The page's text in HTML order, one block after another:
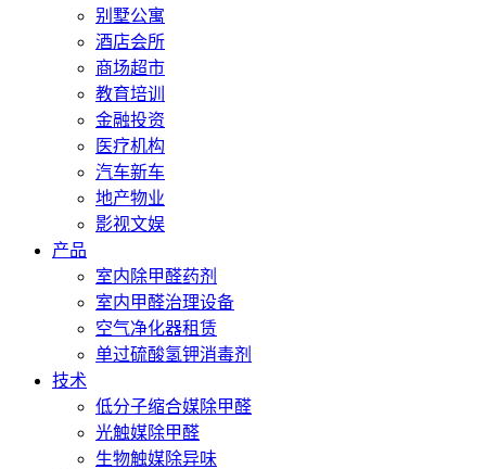
别墅公寓
酒店会所
商场超市
教育培训
金融投资
医疗机构
汽车新车
地产物业
影视文娱
产品
室内除甲醛药剂
室内甲醛治理设备
空气净化器租赁
单过硫酸氢钾消毒剂
技术
低分子缩合媒除甲醛
光触媒除甲醛
生物触媒除异味